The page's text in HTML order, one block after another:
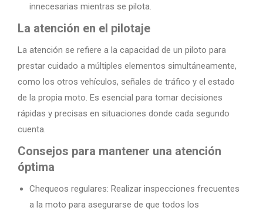
innecesarias mientras se pilota.
La atención en el pilotaje
La atención se refiere a la capacidad de un piloto para
prestar cuidado a múltiples elementos simultáneamente,
como los otros vehículos, señales de tráfico y el estado
de la propia moto. Es esencial para tomar decisiones
rápidas y precisas en situaciones donde cada segundo
cuenta.
Consejos para mantener una atención
óptima
Chequeos regulares: Realizar inspecciones frecuentes
a la moto para asegurarse de que todos los